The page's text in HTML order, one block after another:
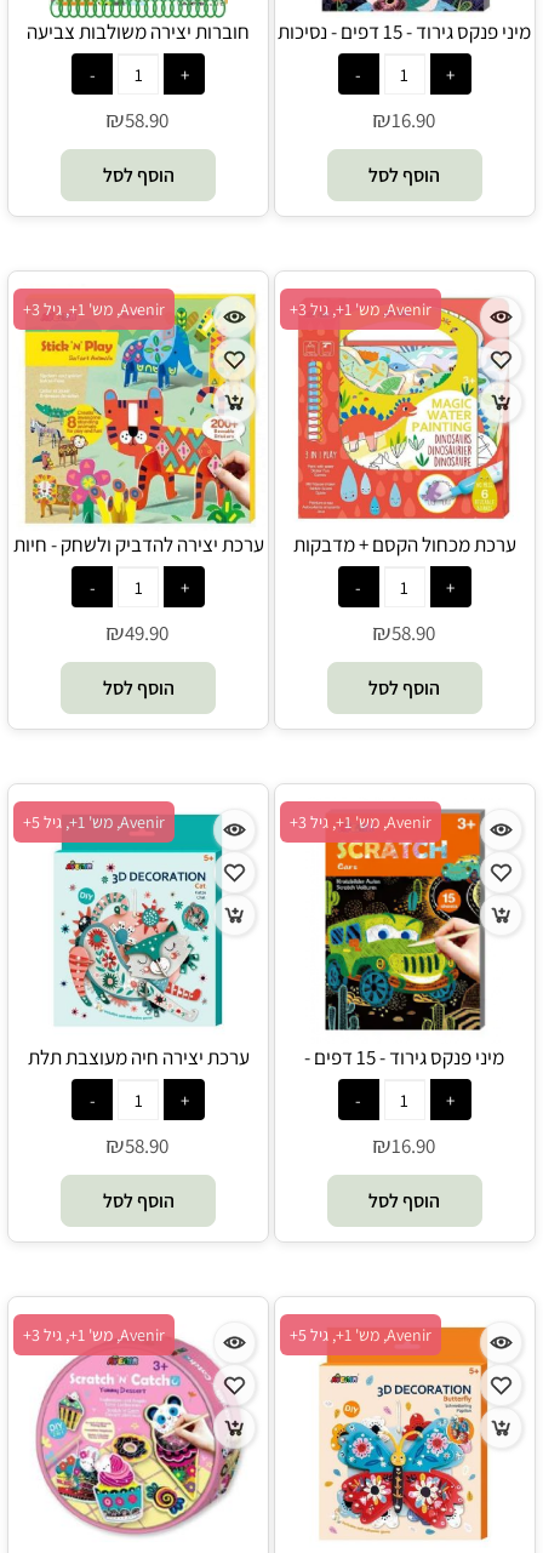
מיני פנקס גירוד - 15 דפים - נסיכות
מבית אווניר - Avenir
₪16.90
הוסף לסל
חוברות יצירה משולבות צביעה
והדבקות - סביב העולם - Avenir
₪58.90
הוסף לסל
Avenir, מש' 1+, גיל 3+
ערכת מכחול הקסם + מדבקות
ומשחקי חשיבה - דינוזאורים -
Avenir
₪58.90
הוסף לסל
Avenir, מש' 1+, גיל 3+
ערכת יצירה להדביק ולשחק - חיות
הספארי - Avenir
₪49.90
הוסף לסל
Avenir, מש' 1+, גיל 3+
מיני פנקס גירוד - 15 דפים -
מכוניות מבית אווניר - Avenir
₪16.90
הוסף לסל
Avenir, מש' 1+, גיל 5+
ערכת יצירה חיה מעוצבת תלת
מימדית לתליה - חתול - Avenir
₪58.90
הוסף לסל
Avenir, מש' 1+, גיל 5+ Avenir, מש' 1+, גיל 3+